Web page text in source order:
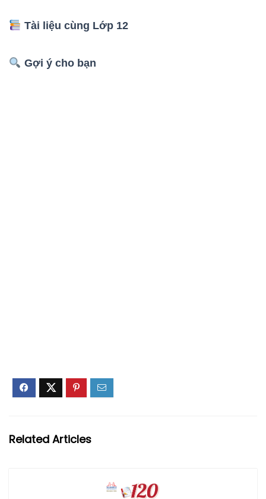
Tài liệu cùng Lớp 12
Gợi ý cho bạn
Related Articles